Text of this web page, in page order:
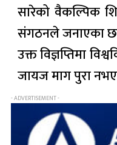
सारेको वैकल्पिक
संगठनले जनाएका
उक्त विज्ञप्तिमा
जायज माग पुरा
- ADVERTISEMENT -